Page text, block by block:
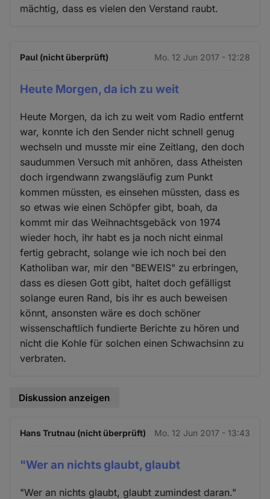
mächtig, dass es vielen den Verstand raubt.
Paul (nicht überprüft) Mo. 12 Jun 2017 - 12:28
Heute Morgen, da ich zu weit
Heute Morgen, da ich zu weit vom Radio entfernt
war, konnte ich den Sender nicht schnell genug
wechseln und musste mir eine Zeitlang, den doch
saudummen Versuch mit anhören, dass Atheisten
doch irgendwann zwangsläufig zum Punkt
kommen müssten, es einsehen müssten, dass es
so etwas wie einen Schöpfer gibt, boah, da
kommt mir das Weihnachtsgebäck von 1974
wieder hoch, ihr habt es ja noch nicht einmal
fertig gebracht, solange wie ich noch bei den
Katholiban war, mir den "BEWEIS" zu erbringen,
dass es diesen Gott gibt, haltet doch gefälligst
solange euren Rand, bis ihr es auch beweisen
könnt, ansonsten wäre es doch schöner
wissenschaftlich fundierte Berichte zu hören und
nicht die Kohle für solchen einen Schwachsinn zu
verbraten.
Diskussion anzeigen
Hans Trutnau (nicht überprüft) Mo. 12 Jun 2017 - 13:43
"Wer an nichts glaubt, glaubt
"Wer an nichts glaubt, glaubt zumindest daran."